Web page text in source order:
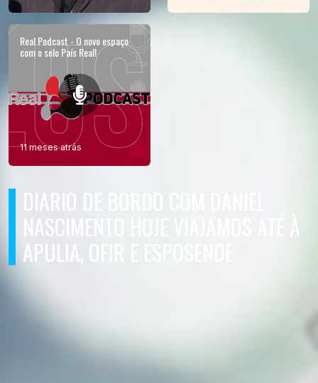
Real Podcast - O novo espaço
com o selo País Real!
11 meses atrás
DIARIO DE BORDO COM DANIEL
NASCIMENTO HOJE VIAJAMOS ATÉ À
APULIA, OFIR E ESPOSENDE